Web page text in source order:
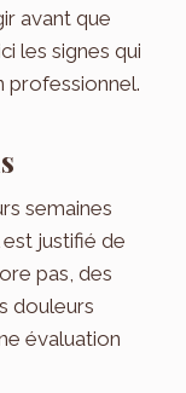
avant que
les signes qui
professionnel.
semaines
justifié de
pas, des
douleurs
évaluation